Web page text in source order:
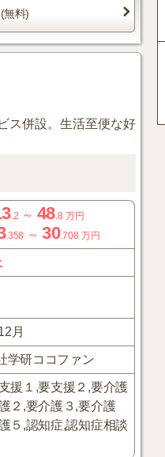
(無料)
ス併設。生活至便な好
.2 ～ 48.8 万円
.358 ～30.708 万円
月
学研ココファン
援１,要支援２,要介護
２,要介護３,要介護
５,認知症,認知症相談